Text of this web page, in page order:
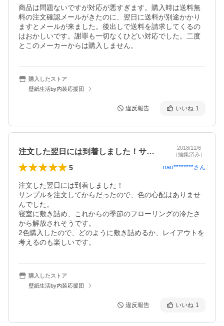
商品は問題ないですが対応が悪すぎます。購入時は送料無
料の注文確認メールがきたのに、翌日に送料が別途かかり
ますとメールが来ました。後出しで送料を請求してくるの
はおかしいです。謝罪も一切なくひどい対応でした。二度
とこのメーカーからは購入しません。
購入したストア
壁紙生活by内装応援団
違反報告 いいね 1
注文した翌日には到着しました！サンプル…
2018/11/6
（編集済み）
5 nao********さん
注文した翌日には到着しました！
サンプルを注文してからだったので、色の心配はありませ
んでした。
寝室に敷き詰め、これからの季節のフローリングの冷たさ
から解放されそうです。
2色購入したので、どのように敷き詰めるか、レイアウトを
考えるのも楽しいです。
購入したストア
壁紙生活by内装応援団
違反報告 いいね 1